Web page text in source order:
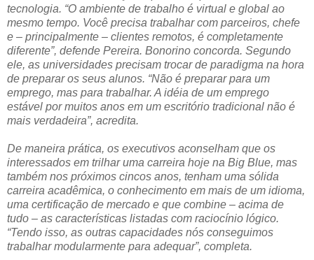
tecnologia. “O ambiente de trabalho é virtual e global ao
mesmo tempo. Você precisa trabalhar com parceiros, chefe
e – principalmente – clientes remotos, é completamente
diferente”, defende Pereira. Bonorino concorda. Segundo
ele, as universidades precisam trocar de paradigma na hora
de preparar os seus alunos. “Não é preparar para um
emprego, mas para trabalhar. A idéia de um emprego
estável por muitos anos em um escritório tradicional não é
mais verdadeira”, acredita.
De maneira prática, os executivos aconselham que os
interessados em trilhar uma carreira hoje na Big Blue, mas
também nos próximos cincos anos, tenham uma sólida
carreira acadêmica, o conhecimento em mais de um idioma,
uma certificação de mercado e que combine – acima de
tudo – as características listadas com raciocínio lógico.
“Tendo isso, as outras capacidades nós conseguimos
trabalhar modularmente para adequar”, completa.